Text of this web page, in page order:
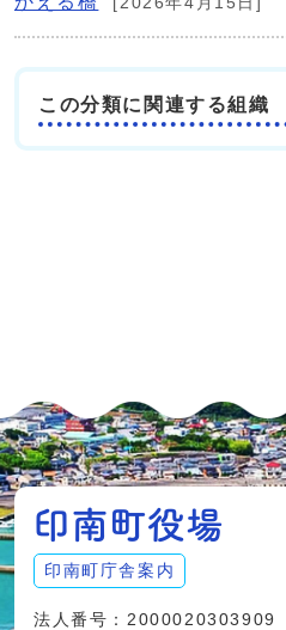
この分類に関連する組織
印南町庁舎案内
法人番号：2000020303909